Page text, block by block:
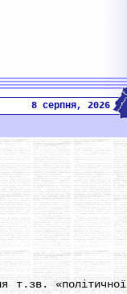
8 серпня, 2026
т.зв. «політичної